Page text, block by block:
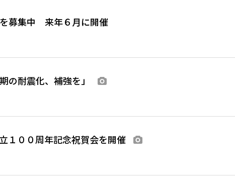
募集中 来年６月に開催
耐震化、補強を」
１００周年記念祝賀会を開催